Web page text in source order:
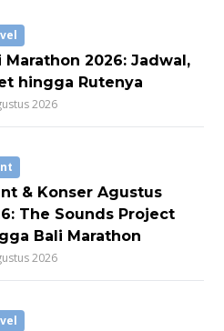
Marathon 2026: Jadwal,
hingga Rutenya
2026
& Konser Agustus
The Sounds Project
Bali Marathon
2026